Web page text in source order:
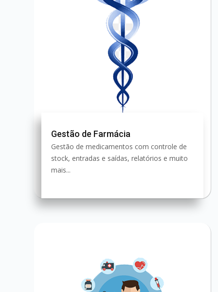
Gestão de Farmácia
Gestão de medicamentos com controle de
stock, entradas e saídas, relatórios e muito
mais...